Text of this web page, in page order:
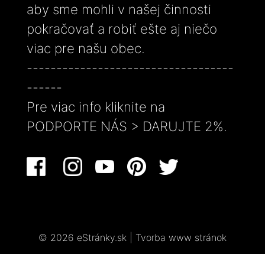
aby sme mohli v našej činnosti
pokračovať a robiť ešte aj niečo
viac pre našu obec.
-----------------------------------
------
Pre viac info kliknite na
PODPORTE NÁS > DARUJTE 2%.
© 2026 eStránky.sk Tvorba www stránok